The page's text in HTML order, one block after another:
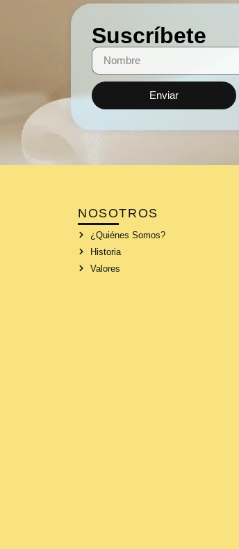
Suscríbete
Enviar
NOSOTROS
¿Quiénes Somos?
Historia
Valores